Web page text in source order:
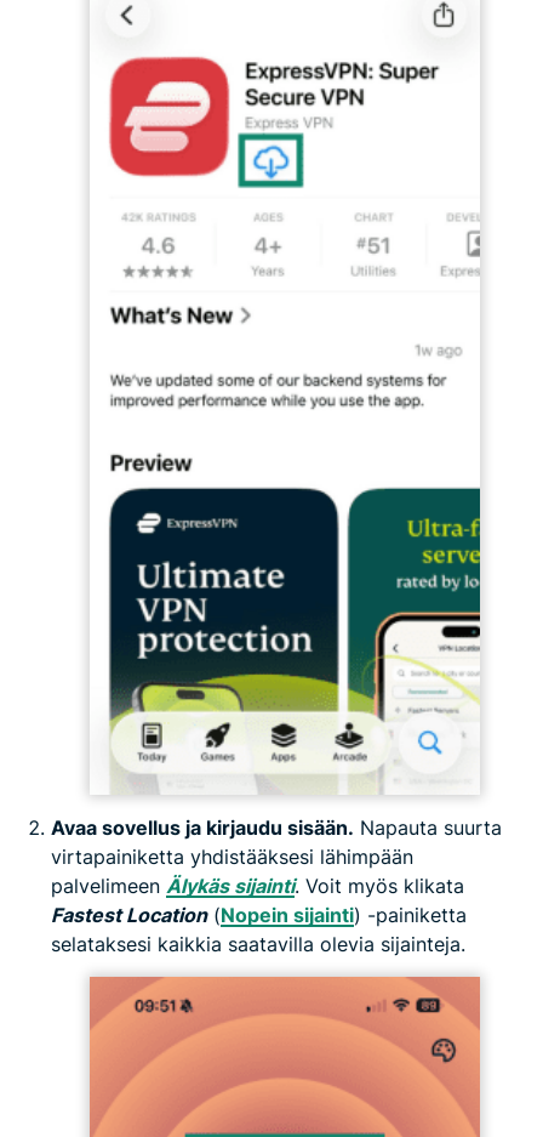
Avaa sovellus ja kirjaudu sisään. Napauta suurta
virtapainiketta yhdistääksesi lähimpään
palvelimeen Älykäs sijainti. Voit myös klikata
Fastest Location(Nopein sijainti) -painiketta
selataksesi kaikkia saatavilla olevia sijainteja.